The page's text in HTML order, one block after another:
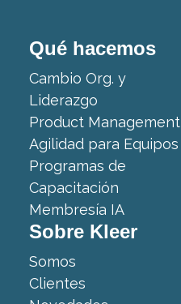
Qué hacemos
Cambio Org. y
Liderazgo
Product Management
Agilidad para Equipos
Programas de
Capacitación
Membresía IA
Sobre Kleer
Somos
Clientes